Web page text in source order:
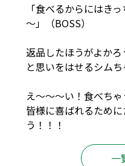
「食べるからにはき
～」（BOSS）
返品したほうがよか
と思いをはせるシム
え～～～い！食べち
皆様に喜ばれるため
う！！！
一